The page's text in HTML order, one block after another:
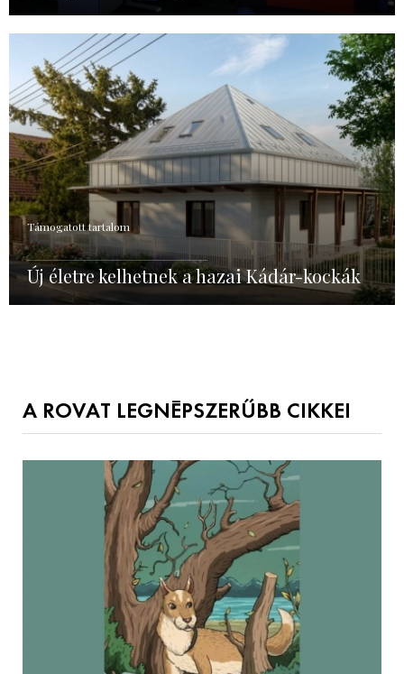
Támogatott tartalom
Új életre kelhetnek a hazai Kádár-kockák
A ROVAT LEGNÉPSZERŰBB CIKKEI